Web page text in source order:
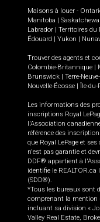
Maisons à louer -
Manitoba |
Labrador | Territoires du
Édouard | Yukon |
Trouver des agents et
Colombie-Britannique |
Brunswick | Terre-
Nouvelle-Écosse | Île-du-
Les informations des
inscriptions Royal
l'Association
référence des
que Royal LePage et
n'est pas garantie et
DDF® appartient à
identifie le
(SDD®).
*Tous les bureaux sont
comprenant la mention
incluant sa division «
Valley Real Estate,